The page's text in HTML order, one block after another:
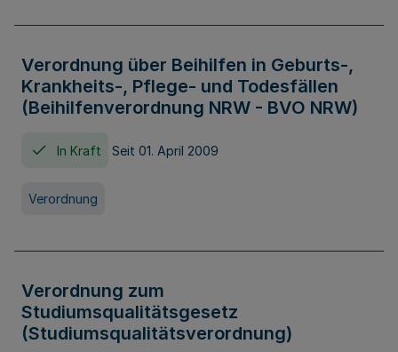
Verordnung über Beihilfen in Geburts-,
Krankheits-, Pflege- und Todesfällen
(Beihilfenverordnung NRW - BVO NRW)
In Kraft Seit 01. April 2009
Verordnung
Verordnung zum
Studiumsqualitätsgesetz
(Studiumsqualitätsverordnung)